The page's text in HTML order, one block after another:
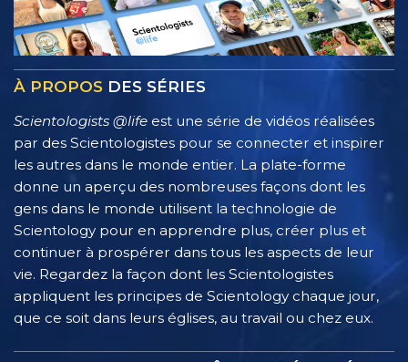
À PROPOS DES SÉRIES
Scientologists @life est une série de vidéos réalisées
par des Scientologistes pour se connecter et inspirer
les autres dans le monde entier. La plate-forme
donne un aperçu des nombreuses façons dont les
gens dans le monde utilisent la technologie de
Scientology pour en apprendre plus, créer plus et
continuer à prospérer dans tous les aspects de leur
vie. Regardez la façon dont les Scientologistes
appliquent les principes de Scientology chaque jour,
que ce soit dans leurs églises, au travail ou chez eux.